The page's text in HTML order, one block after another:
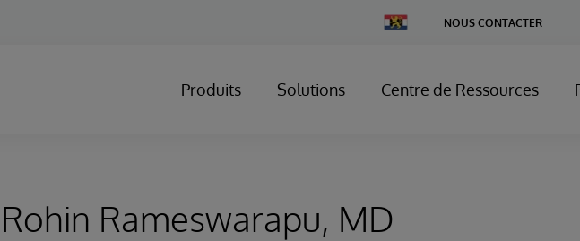
Change
Country
NOUS CONTACTER
Produits Solutions Centre de Ressources
Rohin Rameswarapu, MD